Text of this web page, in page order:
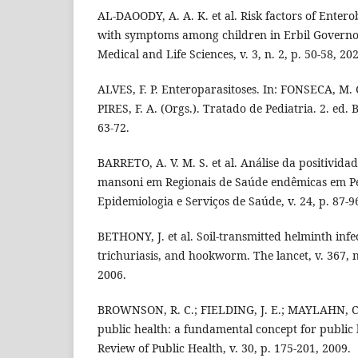
AL-DAOODY, A. A. K. et al. Risk factors of
with symptoms among children in Erbil
Medical and Life Sciences, v. 3, n. 2, p. 50-58,
ALVES, F. P. Enteroparasitoses. In: FONSECA,
PIRES, F. A. (Orgs.). Tratado de Pediatria. 2. ed.
63-72.
BARRETO, A. V. M. S. et al. Análise da
mansoni em Regionais de Saúde endêmicas em
Epidemiologia e Serviços de Saúde, v. 24, p. 87-
BETHONY, J. et al. Soil-transmitted helminth
trichuriasis, and hookworm. The lancet, v. 367,
2006.
BROWNSON, R. C.; FIELDING, J. E.; MAYLAHN,
public health: a fundamental concept for
Review of Public Health, v. 30, p. 175-201, 2009.